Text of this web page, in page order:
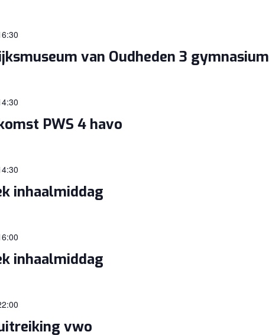
van Oudheden 3 gymnasium
PWS 4 havo
inhaalmiddag
inhaalmiddag
vwo